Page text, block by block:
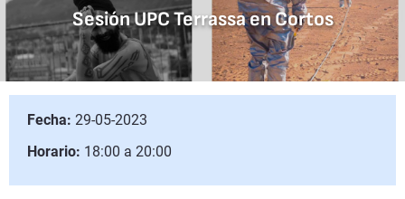
Sesión UPC Terrassa en Cortos
Fecha: 29-05-2023
Horario: 18:00 a 20:00